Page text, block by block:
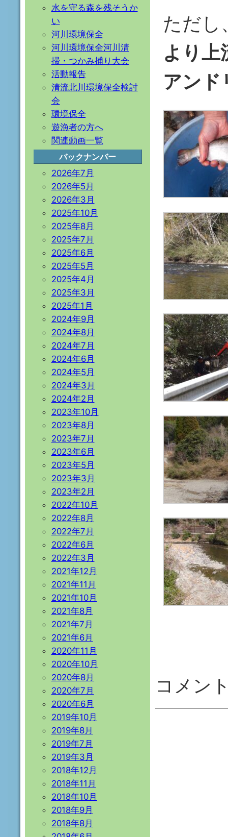
ただし
より上
アンド
コメン
水を守る森を残そうか
い
河川環境保全
河川環境保全河川清
掃・つかみ捕り大会
活動報告
清流北川環境保全検討
会
環境保全
遊漁者の方へ
関連動画一覧
バックナンバー
2026年7月
2026年5月
2026年3月
2025年10月
2025年8月
2025年7月
2025年6月
2025年5月
2025年4月
2025年3月
2025年1月
2024年9月
2024年8月
2024年7月
2024年6月
2024年5月
2024年3月
2024年2月
2023年10月
2023年8月
2023年7月
2023年6月
2023年5月
2023年3月
2023年2月
2022年10月
2022年8月
2022年7月
2022年6月
2022年3月
2021年12月
2021年11月
2021年10月
2021年8月
2021年7月
2021年6月
2020年11月
2020年10月
2020年8月
2020年7月
2020年6月
2019年10月
2019年8月
2019年7月
2019年3月
2018年12月
2018年11月
2018年10月
2018年9月
2018年8月